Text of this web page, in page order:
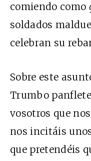
comiendo como
soldados
celebran su
Sobre este
Trumbo
vosotros que
nos incitáis
que pretendéis